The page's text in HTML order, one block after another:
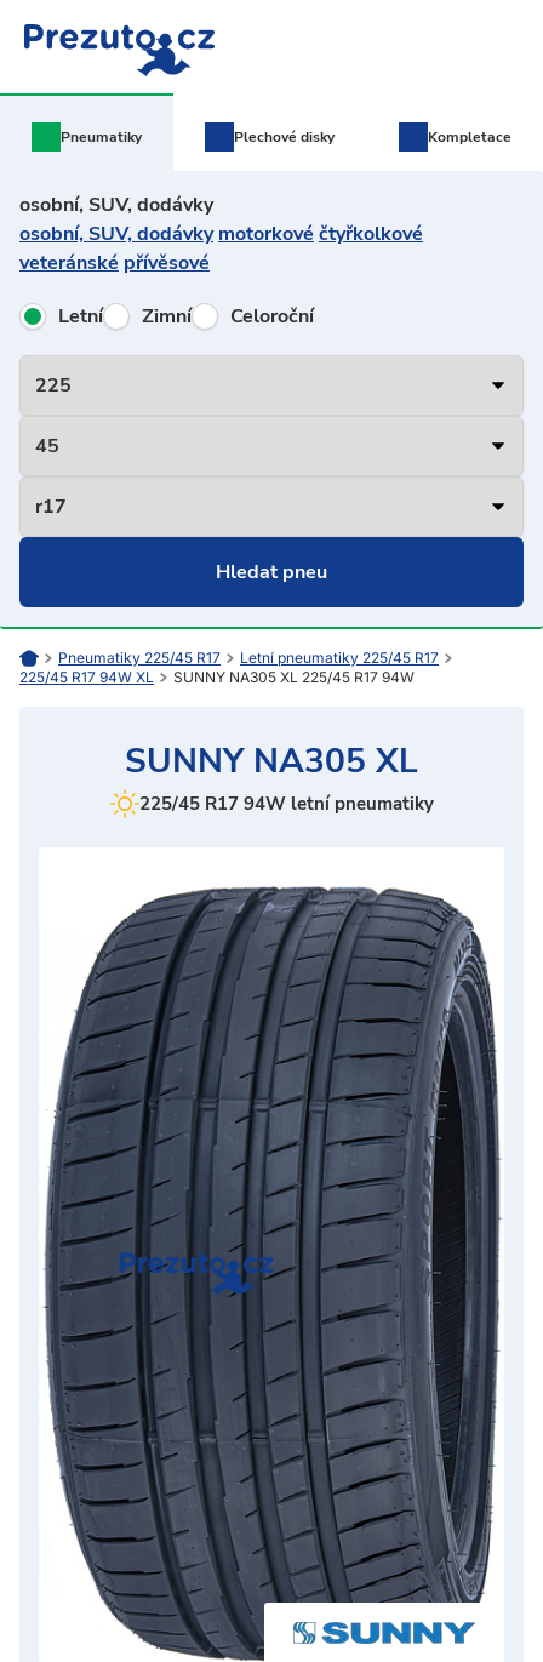
Pneumatiky Plechovédisky Kompletace
osobní, SUV, dodávky
osobní, SUV, dodávky motorkové čtyřkolkové
veteránské přívěsové
Letní
Zimní Celoroční
Pneumatiky 225/45 R17
Letní pneumatiky 225/45 R17
225/45 R17 94W XL
SUNNY NA305 XL 225/45 R17 94W
SUNNY NA305 XL
225/45 R17 94W letní pneumatiky